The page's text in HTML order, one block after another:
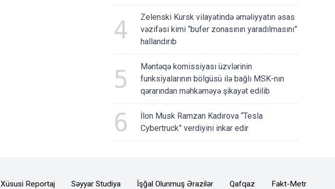
4
Zelenski Kursk vilayətində əməliyyatın əsas
vəzifəsi kimi “bufer zonasının yaradılmasını”
hallandırıb
5
Məntəqə komissiyası üzvlərinin
funksiyalarının bölgüsü ilə bağlı MSK-nın
qərarından məhkəməyə şikayət edilib
6
İlon Musk Ramzan Kadırova “Tesla
Cybertruck” verdiyini inkar edir
Xüsusi Reportaj Səyyar Studiya İşğal Olunmuş Ərazilər Qafqaz Fakt-Metr